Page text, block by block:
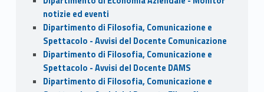
notizie ed eventi
Dipartimento di Filosofia, Comunicazione e
Spettacolo - Avvisi del Docente Comunicazione
Dipartimento di Filosofia, Comunicazione e
Spettacolo - Avvisi del Docente DAMS
Dipartimento di Filosofia, Comunicazione e